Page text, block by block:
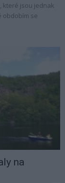
které jsou jednak
obdobím se
na